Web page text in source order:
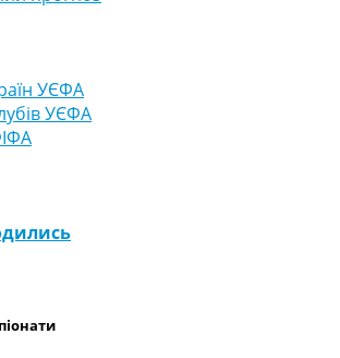
УЄФА
УЄФА